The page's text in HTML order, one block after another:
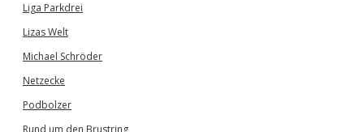
Liga Parkdrei
Lizas Welt
Michael Schröder
Netzecke
Podbolzer
Rund um den Brustring